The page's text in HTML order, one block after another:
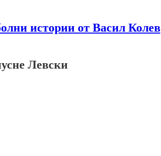
истории от Васил Колев
Левски